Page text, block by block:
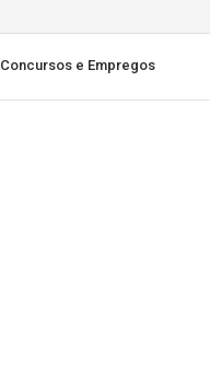
Concursos e Empregos